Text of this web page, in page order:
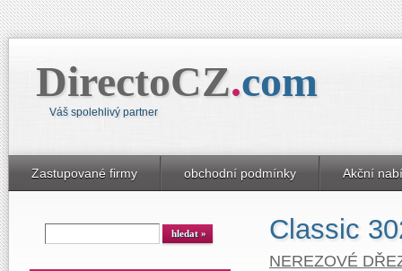
DirectoCZ.com
Váš spolehlivý partner
Zastupované firmy obchodní podmínky Akční
Classic
NEREZOVÉ